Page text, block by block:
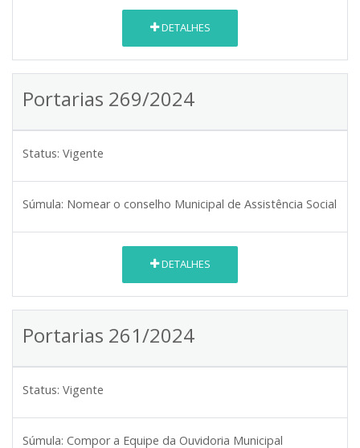
DETALHES
Portarias 269/2024
Status: Vigente
Súmula: Nomear o conselho Municipal de Assistência Social
DETALHES
Portarias 261/2024
Status: Vigente
Súmula: Compor a Equipe da Ouvidoria Municipal